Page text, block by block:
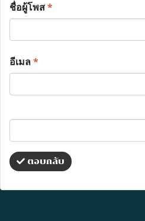
ชื่อผู้โพส*
อีเมล*
ตอบกลับ